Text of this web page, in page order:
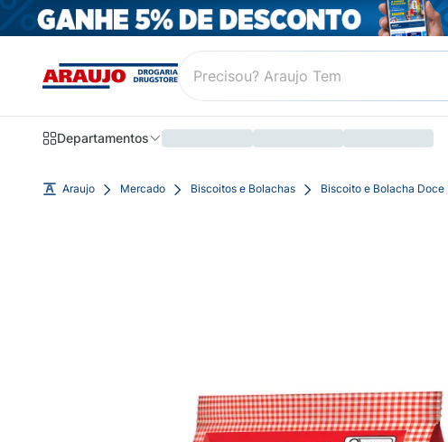
Departamentos
Araujo Mercado Biscoitos e Bolachas Biscoito e Bolacha Doce